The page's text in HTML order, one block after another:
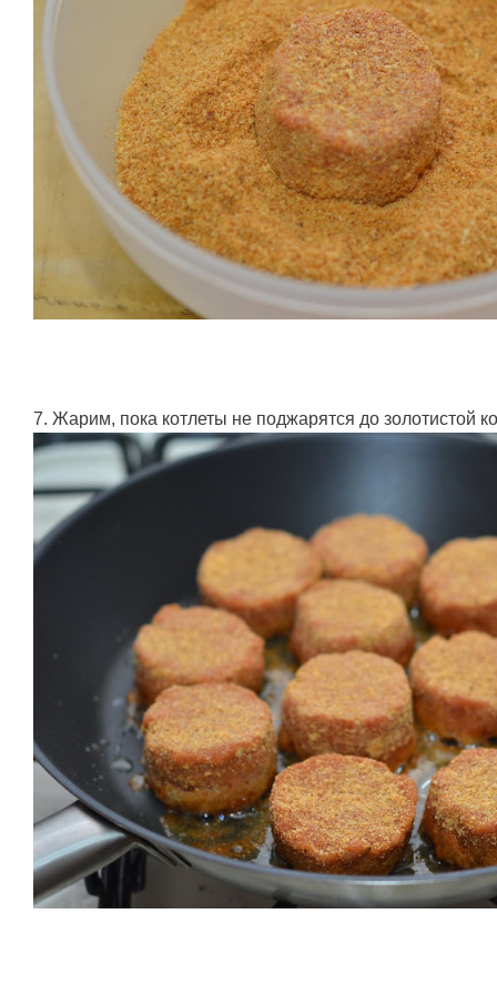
7. Жарим, пока котлеты не поджарятся до золотистой